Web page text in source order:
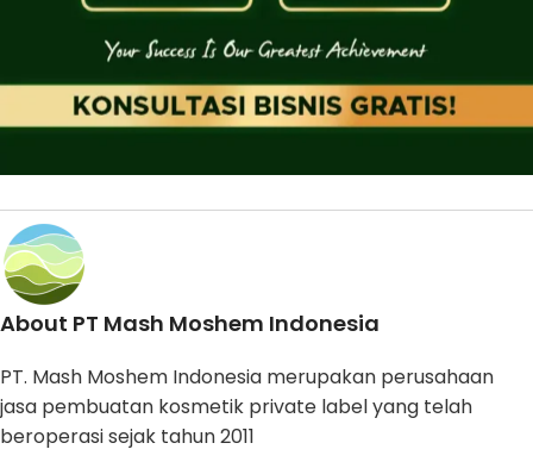
About PT Mash Moshem Indonesia
PT. Mash Moshem Indonesia merupakan perusahaan
jasa pembuatan kosmetik private label yang telah
beroperasi sejak tahun 2011